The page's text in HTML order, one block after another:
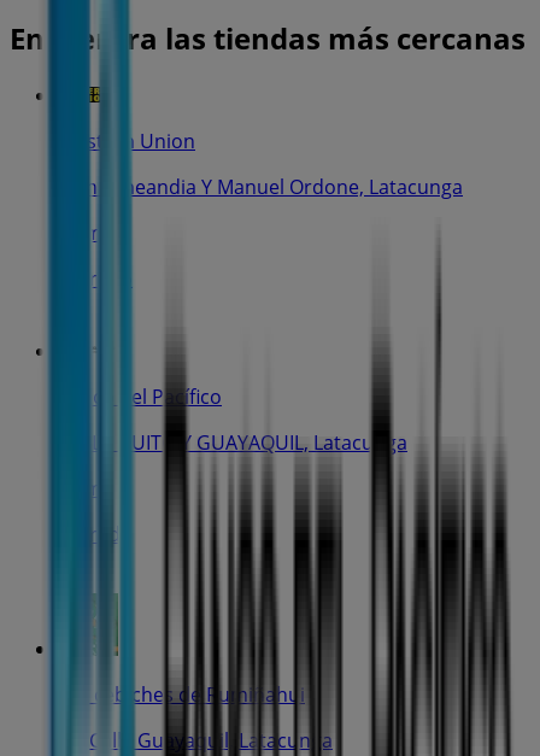
Encuentra las tiendas más cercanas
Western Union
Juan Echeandia Y Manuel Ordone, Latacunga
11 m
Cerrado
Banco del Pacífico
CALLE QUITO Y GUAYAQUIL, Latacunga
24 m
Cerrado
Los cebiches de Rumiñahui
Av. Calle Guayaquil, Latacunga